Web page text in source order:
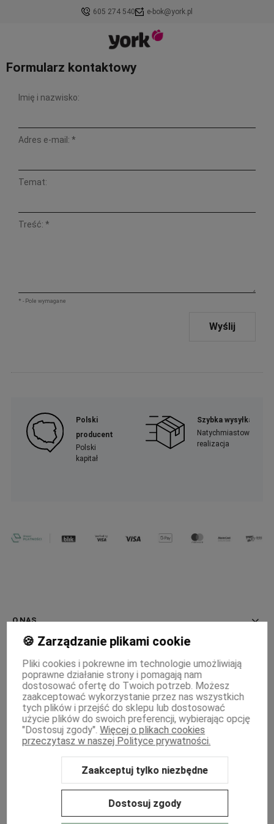
605 274 540 e-bok@york.pl
Formularz kontaktowy
Imię i nazwisko:
Adres e-mail: *
Temat:
Treść: *
* - Pole wymagane
Wyślij
Polski
producent
Polski
kapitał
Szybka wysyłka
Natychmiastowa
realizacja
O NAS
INFORMACJE
PŁATNOŚCI I DOSTAWA
MOJE KONTO
WSPÓŁPRACA
Sklep internetowy Shoper Premium Szablon Shoper Modern 3.0™
🍪 Zarządzanie plikami cookie
Pliki cookies i pokrewne im technologie umożliwiają
poprawne działanie strony i pomagają nam
dostosować ofertę do Twoich potrzeb. Możesz
zaakceptować wykorzystanie przez nas wszystkich
tych plików i przejść do sklepu lub dostosować
użycie plików do swoich preferencji, wybierając opcję
"Dostosuj zgody". Więcej o plikach cookies
przeczytasz w naszej Polityce prywatności.
Zaakceptuj tylko niezbędne
Dostosuj zgody